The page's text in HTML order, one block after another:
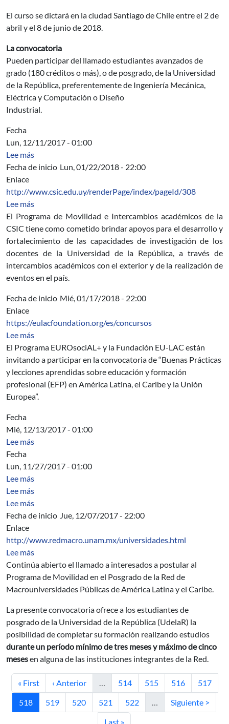
El curso se dictará en la ciudad Santiago de Chile entre el 2 de
abril y el 8 de junio de 2018.
La convocatoria
Pueden participar del llamado estudiantes avanzados de
grado (180 créditos o más), o de posgrado, de la Universidad
de la República, preferentemente de Ingeniería Mecánica,
Eléctrica y Computación o Diseño
Industrial.
Fecha
Lun, 12/11/2017 - 01:00
Lee mássobre Acta Directiva
Fecha de inicio Lun, 01/22/2018 - 22:00
Enlace
http://www.csic.edu.uy/renderPage/index/pageId/308
Lee mássobre Segundo llamado del Programa Movilidad e
El Programa de Movilidad e Intercambios académicos de la
CSIC tiene como cometido brindar apoyos para el desarrollo y
fortalecimiento de las capacidades de investigación de los
docentes de la Universidad de la República, a través de
intercambios académicos con el exterior y de la realización de
eventos en el país.
Fecha de inicio Mié, 01/17/2018 - 22:00
Enlace
https://eulacfoundation.org/es/concursos
Lee mássobre Convocatoria del Programa EUROsociAL+ y la
El Programa EUROsociAL+ y la Fundación EU-LAC están
invitando a participar en la convocatoria de “Buenas Prácticas
y lecciones aprendidas sobre educación y formación
profesional (EFP) en América Latina, el Caribe y la Unión
Europea”.
Fecha
Mié, 12/13/2017 - 01:00
Lee mássobre Acta Asamblea General Ordinaria (1er sesión)
Fecha
Lun, 11/27/2017 - 01:00
Lee mássobre Acta Directiva
Lee mássobre Resource Allocation for Network Slicing in WiFi
Lee mássobre Image Colorization with Neural Networks
Fecha de inicio Jue, 12/07/2017 - 22:00
Enlace
http://www.redmacro.unam.mx/universidades.html
Lee mássobre Programa de movilidad de posgrado: Red de
Continúa abierto el llamado a interesados a postular al
Programa de Movilidad en el Posgrado de la Red de
Macrouniversidades Públicas de América Latina y el Caribe.
La presente convocatoria ofrece a los estudiantes de
posgrado de la Universidad de la República (UdelaR) la
posibilidad de completar su formación realizando estudios
durante un período mínimo de tres meses y máximo de cinco
mesesen alguna de las instituciones integrantes de la Red.
Primera página
« First Página anterior
‹ Anterior … Página
514 Página
515 Página
516 Página
517
Página actual
518 Página
519 Página
520 Página
521 Página
522 … Siguiente página
Siguiente >
Última página
Last »